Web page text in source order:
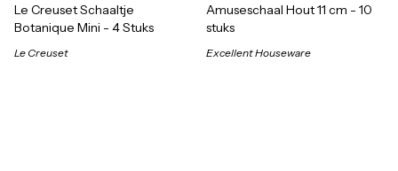
Le Creuset Schaaltje
Botanique Mini - 4 Stuks
Le Creuset
Amuseschaal Hout 11 cm - 10
stuks
Excellent Houseware